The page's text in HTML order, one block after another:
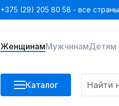
+375 (29) 205 80 58 - все страны
ЖенщинамМужчинамДетям
Каталог